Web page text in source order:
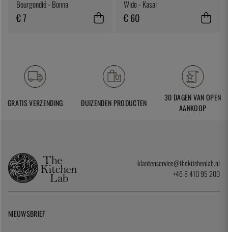
Bourgondië - Bonna
€ 7
Wide - Kasai
€ 60
GRATIS VERZENDING DUIZENDEN PRODUCTEN
30 DAGEN VAN OPEN
AANKOOP
klantenservice@thekitchenlab.nl
+46 8 410 95 200
NIEUWSBRIEF